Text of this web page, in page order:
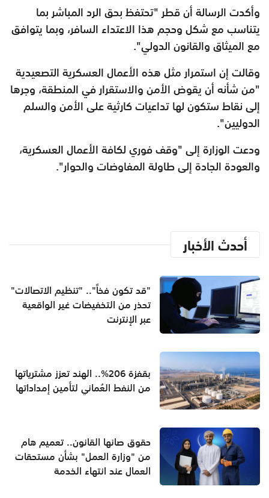
وأكدت الرسالة أن قطر "تحتفظ بحق الرد المباشر بما
يتناسب مع شكل وحجم هذا الاعتداء السافر، وبما يتوافق
مع الميثاق والقانون الدولي".
وقالت إن استمرار مثل هذه الأعمال العسكرية التصعيدية
"من شأنه أن يقوض الأمن والاستقرار في المنطقة، وجرها
إلى نقاط ستكون لها تداعيات كارثية على الأمن والسلم
الدوليين".
ودعت الوزارة إلى "وقف فوري لكافة الأعمال العسكرية،
والعودة الجادة إلى طاولة المفاوضات والحوار".
أحدث الأخبار
"قد تكون فخاً".. "تنظيم الاتصالات"
تحذر من التخفيضات غير الواقعية
عبر الإنترنت
بقفزة 206%.. الهند تعزز مشترياتها
من النفط العُماني لتأمين إمداداتها
حقوق صانها القانون.. تعميم هام
من "وزارة العمل" بشأن مستحقات
العمال عند انتهاء الخدمة